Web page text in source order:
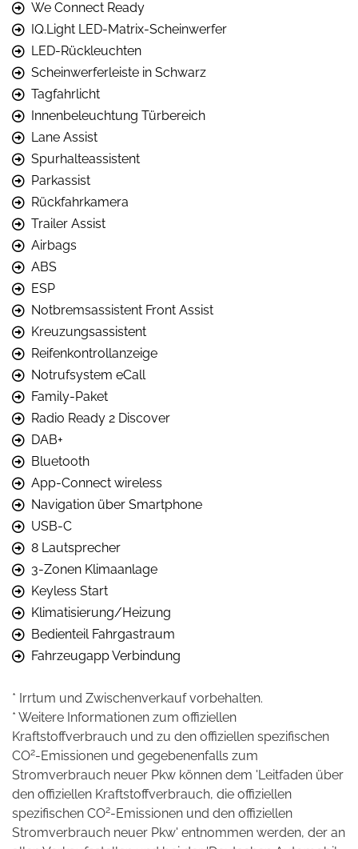
We Connect Ready
IQ.Light LED-Matrix-Scheinwerfer
LED-Rückleuchten
Scheinwerferleiste in Schwarz
Tagfahrlicht
Innenbeleuchtung Türbereich
Lane Assist
Spurhalteassistent
Parkassist
Rückfahrkamera
Trailer Assist
Airbags
ABS
ESP
Notbremsassistent Front Assist
Kreuzungsassistent
Reifenkontrollanzeige
Notrufsystem eCall
Family-Paket
Radio Ready 2 Discover
DAB+
Bluetooth
App-Connect wireless
Navigation über Smartphone
USB-C
8 Lautsprecher
3-Zonen Klimaanlage
Keyless Start
Klimatisierung/Heizung
Bedienteil Fahrgastraum
Fahrzeugapp Verbindung
* Irrtum und Zwischenverkauf vorbehalten.
* Weitere Informationen zum offiziellen
Kraftstoffverbrauch und zu den offiziellen spezifischen
CO2-Emissionen und gegebenenfalls zum
Stromverbrauch neuer Pkw können dem 'Leitfaden über
den offiziellen Kraftstoffverbrauch, die offiziellen
spezifischen CO2-Emissionen und den offiziellen
Stromverbrauch neuer Pkw' entnommen werden, der an